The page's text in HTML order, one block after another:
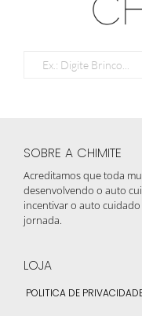
SOBRE A CHIMITE
Acreditamos que toda
desenvolvendo o auto
incentivar o auto
jornada.
LOJA
POLITICA DE